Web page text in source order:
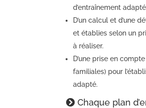
d’entraînement
D’un calcul et d’une
et établies selon un
à réaliser.
D’une prise en
familiales) pour
adapté.
Chaque plan